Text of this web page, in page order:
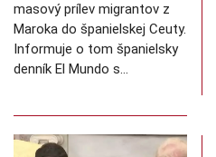
masový prílev migrantov z
Maroka do španielskej Ceuty.
Informuje o tom španielsky
denník El Mundo s…